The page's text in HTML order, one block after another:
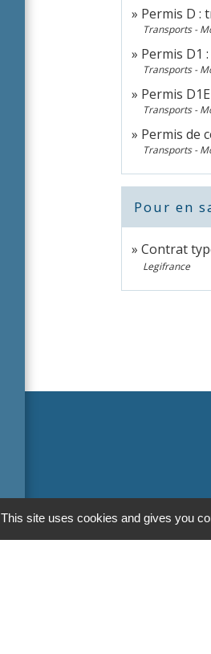
Permis D :
Transports -
Permis D1
Transports -
Permis
Transports -
Permis de
Transports -
Pour en
Contrat
Legifrance
This site uses cookies and gives you